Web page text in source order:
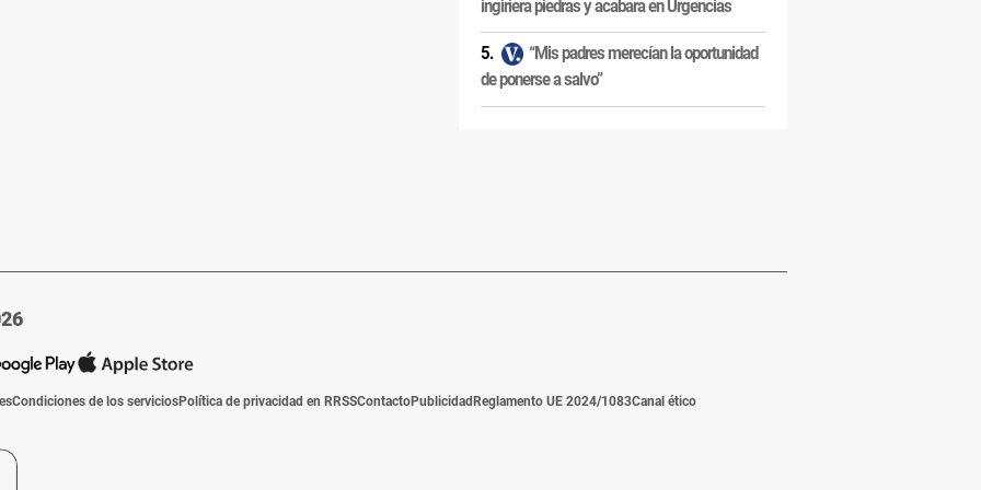
ingiriera piedras y acabara en Urgencias
“Mis padres merecían la oportunidad
de ponerse a salvo”
Condiciones de los serviciosPolítica de privacidad en RRSSContactoPublicidadReglamento UE 2024/1083Canal ético